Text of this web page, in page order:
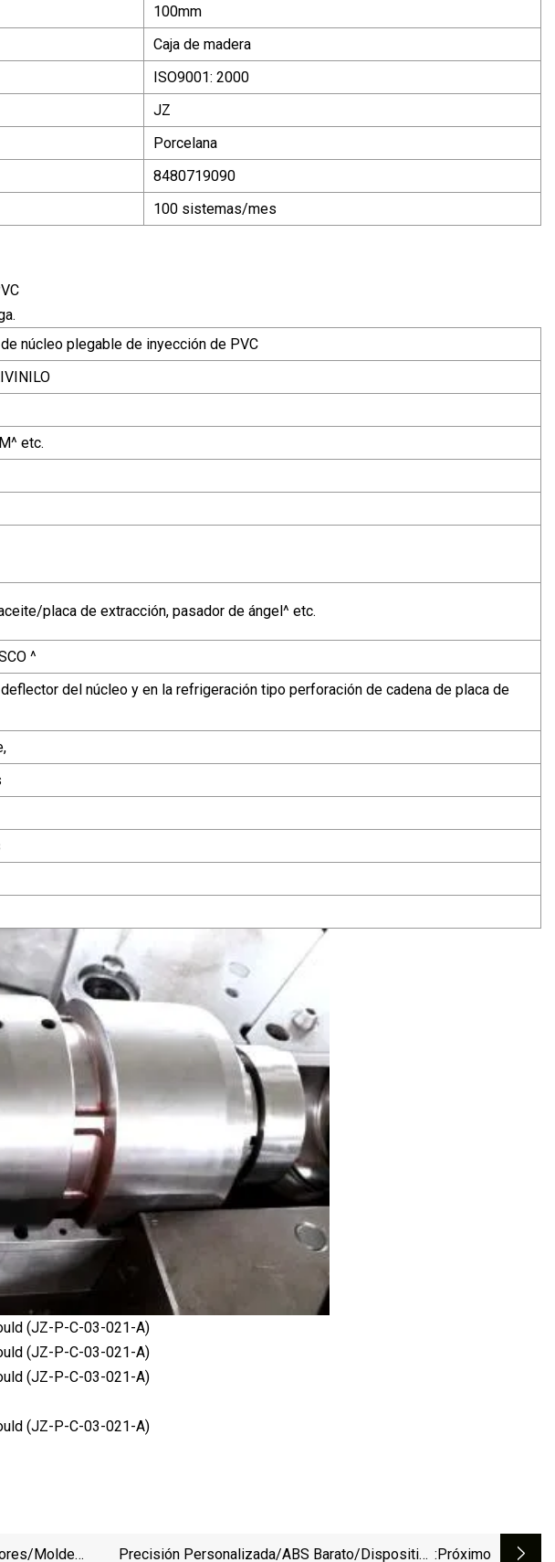
100mm
Caja de madera
ISO9001: 2000
JZ
Porcelana
8480719090
100 sistemas/mes
núcleo plegable de inyección de PVC
etc.
placa de extracción, pasador de ángel^ etc.
^
del núcleo y en la refrigeración tipo perforación de cadena de placa de
molde
Precisión Personalizada/ABS Barato/dispositivo :próximo